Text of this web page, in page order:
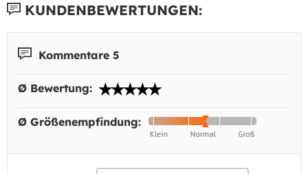
KUNDENBEWERTUNGEN:
Kommentare 5
Ø Bewertung:
Ø Größenempfindung: